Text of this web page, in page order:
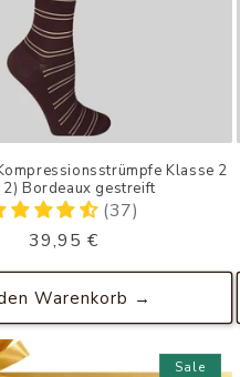
Klasse 2
2) Bordeaux gestreift
(37)
Normaler
Preis
39,95 €
Warenkorb →
Sale